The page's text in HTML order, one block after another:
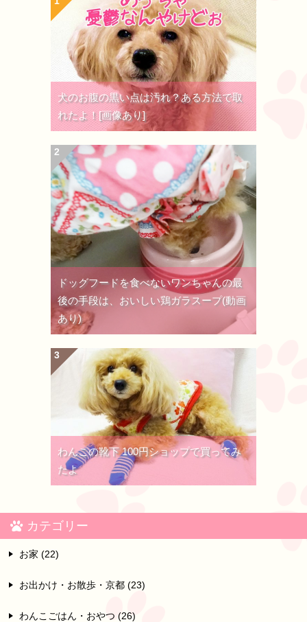
犬のお腹の黒い点は汚れ？ある方法で取
れたよ！[画像あり]
ドッグフードを食べないワンちゃんの最
後の手段は、おいしい鶏ガラスープ(動画
あり)
わんこの靴下 100円ショップで買ってみ
たよ
カテゴリー
お家 (22)
お出かけ・お散歩・京都 (23)
わんこごはん・おやつ (26)